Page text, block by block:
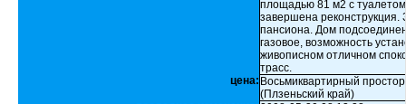
площадью 81 м2 с
завершена реконструкция.
пансиона. Дом
газовое, возможность
живописном отличном
трасс.
цена: Восьмиквартирный
(Плзеньский край)